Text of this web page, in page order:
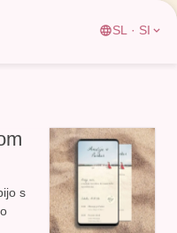
SL · SI
s